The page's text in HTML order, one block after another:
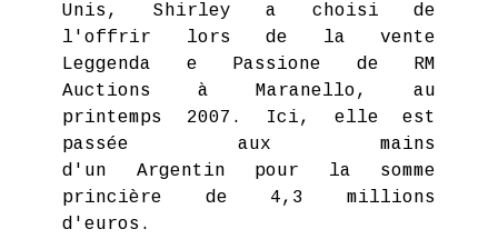
Unis, Shirley a choisi de
l'offrir lors de la vente
Leggenda e Passione de RM
Auctions à Maranello, au
printemps 2007. Ici, elle est
passée aux mains
d'un Argentin pour la somme
princière de 4,3 millions
d'euros.